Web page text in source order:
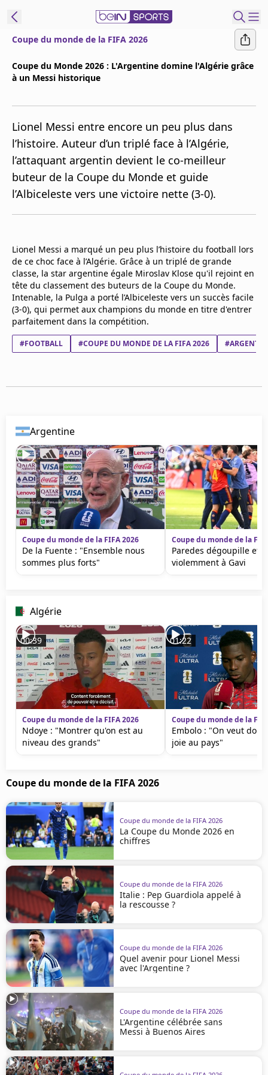
Replays
Podcasts
En Direct
Gérer les
Contactez nous
beINSPIRED
CGU
Mentions légales
Cookies
Protection des données
Paramétrer mon consentement
Coupe du monde de la FIFA 2026
Coupe du Monde 2026 : L'Argentine domine l'Algérie grâce
à un Messi historique
Lionel Messi entre encore un peu plus dans
l’histoire. Auteur d’un triplé face à l’Algérie,
l’attaquant argentin devient le co-meilleur
buteur de la Coupe du Monde et guide
l’Albiceleste vers une victoire nette (3-0).
Lionel Messi a marqué un peu plus l’histoire du football lors
de ce choc face à l’Algérie. Grâce à un triplé de grande
classe, la star argentine égale Miroslav Klose qu'il rejoint en
tête du classement des buteurs de la Coupe du Monde.
Intenable, la Pulga a porté l’Albiceleste vers un succès facile
(3-0), qui permet aux champions du monde en titre d'entrer
parfaitement dans la compétition.
#FOOTBALL #COUPE DU MONDE DE LA FIFA 2026
Argentine
Coupe du monde de la FIFA 2026
De la Fuente : "Ensemble nous
sommes plus forts"
Coupe du monde de la
Paredes dégoupille et
violemment à Gavi
Algérie
00:39
Coupe du monde de la FIFA 2026
Ndoye : "Montrer qu'on est au
niveau des grands"
01:22
Coupe du monde de la
Embolo : "On veut
joie au pays"
Coupe du monde de la FIFA 2026
Coupe du monde de la FIFA 2026
La Coupe du Monde 2026 en
chiffres
Coupe du monde de la FIFA 2026
Italie : Pep Guardiola appelé à
la rescousse ?
Coupe du monde de la FIFA 2026
Quel avenir pour Lionel Messi
avec l'Argentine ?
Coupe du monde de la FIFA 2026
L'Argentine célébrée sans
Messi à Buenos Aires